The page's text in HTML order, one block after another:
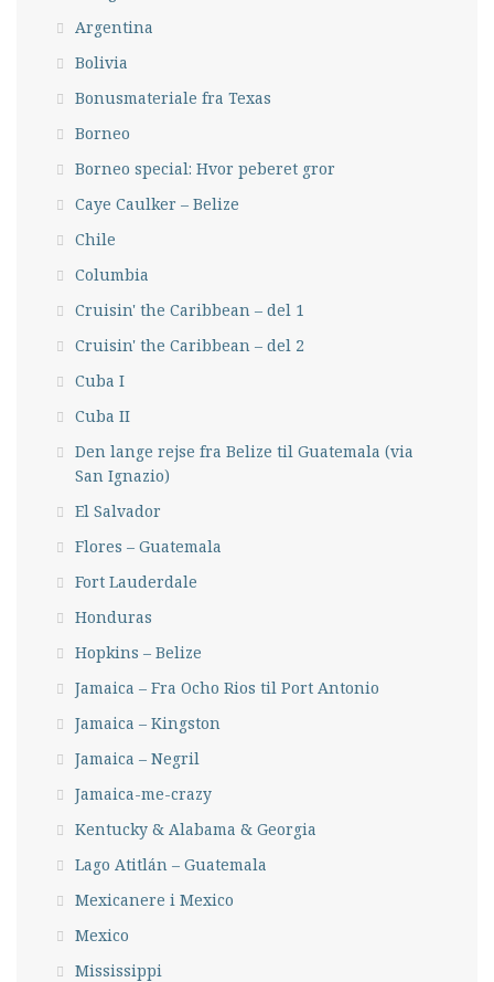
Argentina
Bolivia
Bonusmateriale fra Texas
Borneo
Borneo special: Hvor peberet gror
Caye Caulker – Belize
Chile
Columbia
Cruisin' the Caribbean – del 1
Cruisin' the Caribbean – del 2
Cuba I
Cuba II
Den lange rejse fra Belize til Guatemala (via
San Ignazio)
El Salvador
Flores – Guatemala
Fort Lauderdale
Honduras
Hopkins – Belize
Jamaica – Fra Ocho Rios til Port Antonio
Jamaica – Kingston
Jamaica – Negril
Jamaica-me-crazy
Kentucky & Alabama & Georgia
Lago Atitlán – Guatemala
Mexicanere i Mexico
Mexico
Mississippi